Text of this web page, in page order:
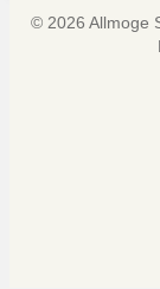
© 2026 Allmoge